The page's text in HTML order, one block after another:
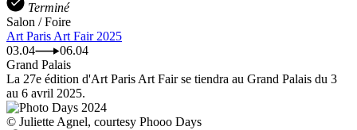
Terminé
Salon / Foire
Art Paris Art Fair 2025
03.04
06.04
Grand Palais
La 27e édition d'Art Paris Art Fair se tiendra au Grand Palais du 3
au 6 avril 2025.
© Juliette Agnel, courtesy Phooo Days